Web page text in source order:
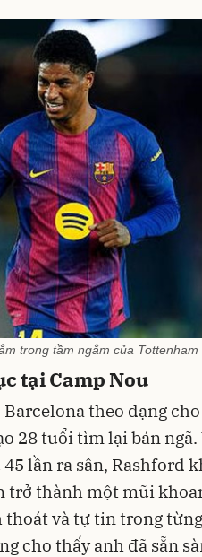
trong tầm ngắm của Tottenham
tại Camp Nou
theo dạng
28 tuổi tìm lại bản ngã.
45 lần ra sân, Rashford
trở thành một mũi
thoát và tự tin trong
cho thấy anh đã sẵn